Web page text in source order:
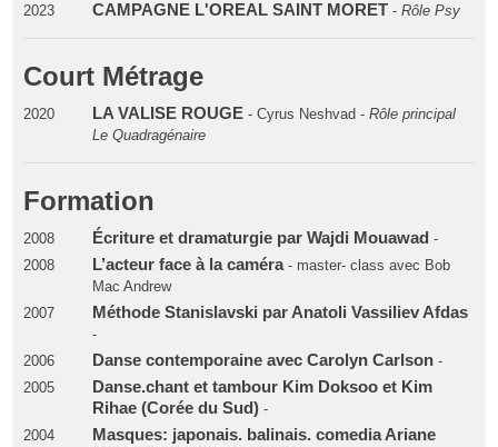
2023 CAMPAGNE L'OREAL SAINT MORET- Rôle Psy
Court Métrage
2020 LA VALISE ROUGE- Cyrus Neshvad - Rôle principal
Le Quadragénaire
Formation
2008 Écriture et dramaturgie par Wajdi Mouawad -
2008
L’acteur face à la caméra - master- class avec Bob
Mac Andrew
2007
Méthode Stanislavski par Anatoli Vassiliev Afdas
-
2006
Danse contemporaine avec Carolyn Carlson -
2005
Danse.chant et tambour Kim Doksoo et Kim
Rihae (Corée du Sud) -
2004
Masques: japonais. balinais. comedia Ariane